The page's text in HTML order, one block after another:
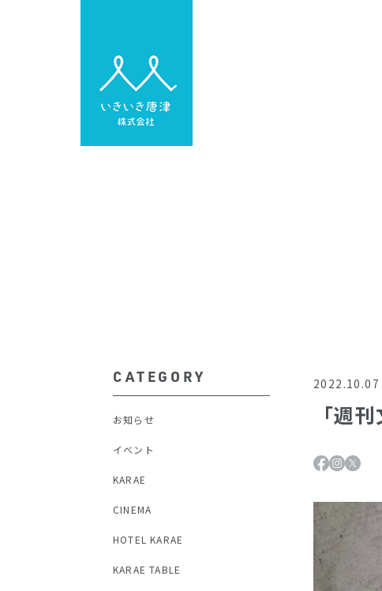
CATEGORY
お知らせ
イベント
KARAE
CINEMA
HOTEL KARAE
KARAE TABLE
2022.10.07
「週